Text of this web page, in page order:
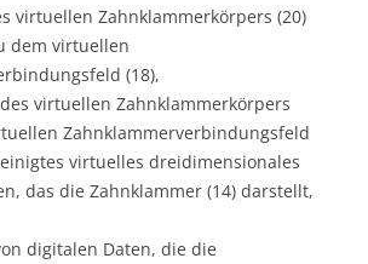
virtuellen Zahnklammerkörpers (20)
dem virtuellen
(18),
virtuellen Zahnklammerkörpers
Zahnklammerverbindungsfeld
virtuelles dreidimensionales
das die Zahnklammer (14) darstellt,
digitalen Daten, die die